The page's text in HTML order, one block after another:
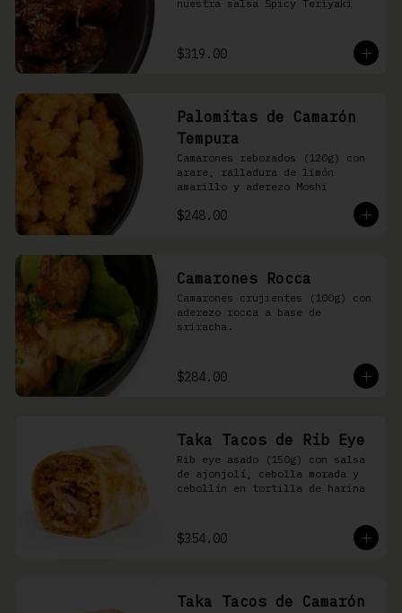
nuestra salsa Spicy Teriyaki
$319.00
Palomitas de Camarón
Tempura
Camarones rebozados (120g) con
arare, ralladura de limón
amarillo y aderezo Moshi
$248.00
Camarones Rocca
Camarones crujientes (100g) con
aderezo rocca a base de
sriracha.
$284.00
Taka Tacos de Rib Eye
Rib eye asado (150g) con salsa
de ajonjolí, cebolla morada y
cebollín en tortilla de harina
$354.00
Taka Tacos de Camarón